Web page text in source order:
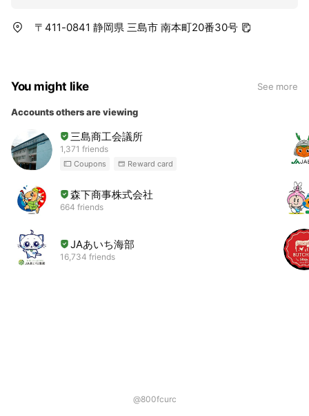
〒411-0841 静岡県 三島市 南本町20番30号
You might like See more
Accounts others are viewing
三島商工会議所
1,371 friends
Coupons Reward card
森下商事株式会社
664 friends
JAあいち海部
16,734 friends
@800fcurc